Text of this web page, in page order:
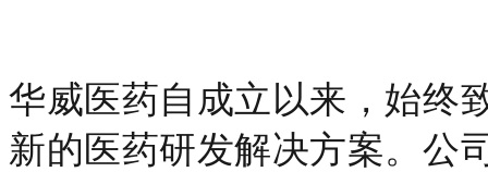
华威医药自成立以来，始终
新的医药研发解决方案。公